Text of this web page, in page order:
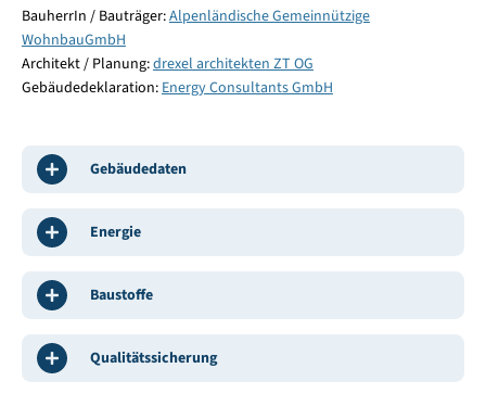
BauherrIn / Bauträger:Alpenländische Gemeinnützige
WohnbauGmbH
Architekt / Planung:drexel architekten ZT OG
Gebäudedeklaration: Energy Consultants GmbH
Gebäudedaten
Energie
Baustoffe
Qualitätssicherung